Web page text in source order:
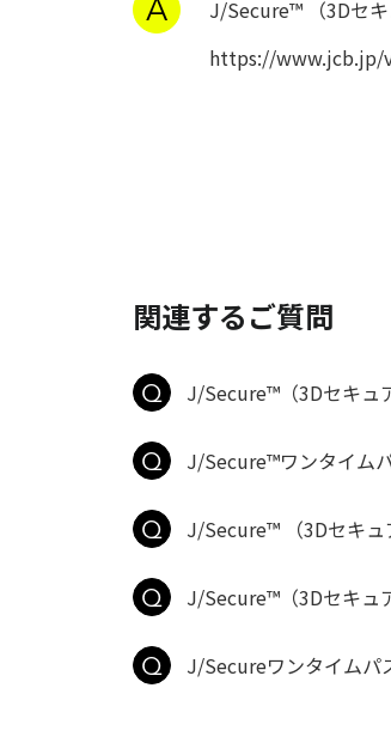
J/Secure™ （3Dセキ
https://www.jcb.jp/
関連するご質問
J/Secure™（3Dセキュ
J/Secure™ワンタイム
J/Secure™ （3Dセキュ
J/Secure™（3Dセキュ
J/Secureワンタイムパ